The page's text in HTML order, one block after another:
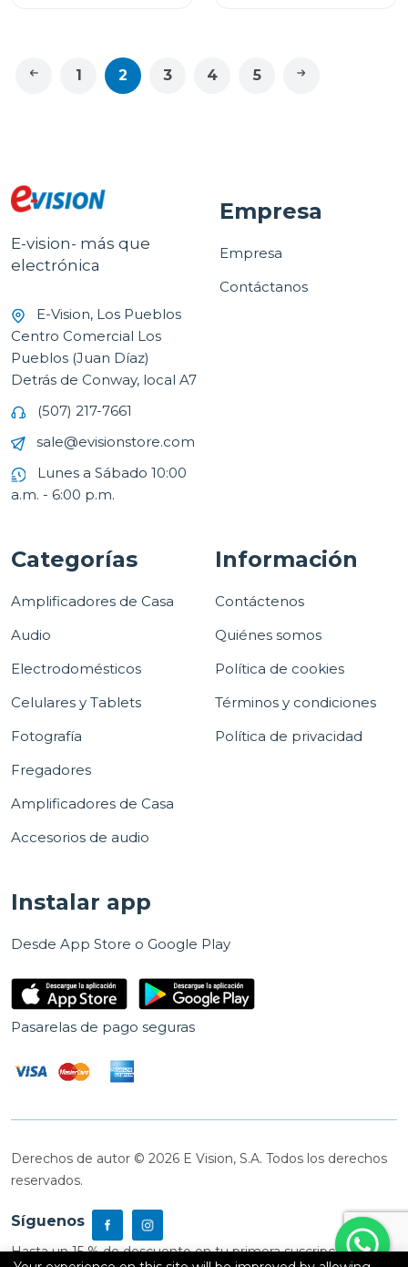
1 2 3 4 5
E-vision- más que
electrónica
E-Vision, Los Pueblos
Centro Comercial Los
Pueblos (Juan Díaz)
Detrás de Conway, local A7
(507) 217-7661
sale@evisionstore.com
Lunes a Sábado 10:00
a.m. - 6:00 p.m.
Empresa
Empresa
Contáctanos
Categorías
Amplificadores de Casa
Audio
Electrodomésticos
Celulares y Tablets
Fotografía
Fregadores
Amplificadores de Casa
Accesorios de audio
Información
Contáctenos
Quiénes somos
Política de cookies
Términos y condiciones
Política de privacidad
Instalar app
Desde App Store o Google Play
Pasarelas de pago seguras
Derechos de autor © 2026 E Vision, S.A. Todos los derechos
reservados.
Síguenos
Hasta un 15 % de descuento en tu primera suscripción